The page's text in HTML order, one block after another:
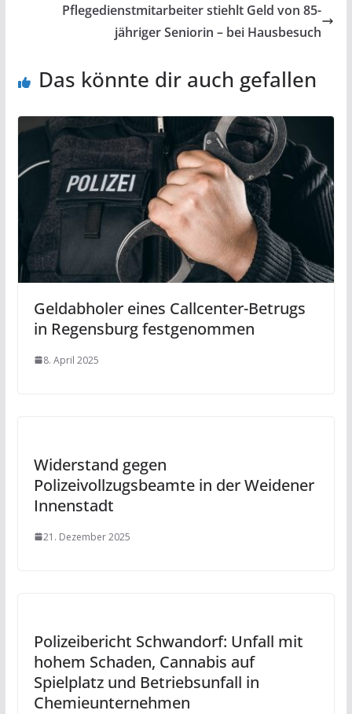
Pflegedienstmitarbeiter stiehlt Geld von 85-
jähriger Seniorin – bei Hausbesuch
Das könnte dir auch gefallen
Geldabholer eines Callcenter-Betrugs
in Regensburg festgenommen
8. April 2025
Widerstand gegen
Polizeivollzugsbeamte in der Weidener
Innenstadt
21. Dezember 2025
Polizeibericht Schwandorf: Unfall mit
hohem Schaden, Cannabis auf
Spielplatz und Betriebsunfall in
Chemieunternehmen